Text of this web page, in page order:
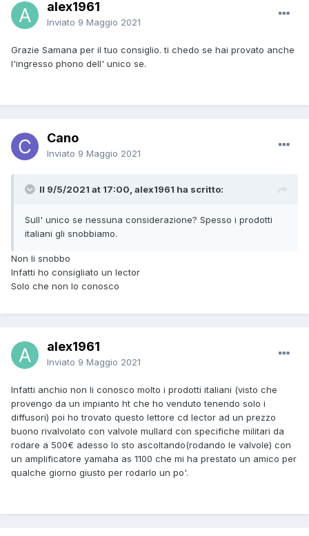
alex1961
Inviato 9 Maggio 2021
Grazie Samana per il tuo consiglio. ti chedo se hai provato anche
l'ingresso phono dell' unico se.
Cano
Inviato 9 Maggio 2021
Il 9/5/2021 at 17:00, alex1961 ha scritto:
Sull' unico se nessuna considerazione? Spesso i prodotti
italiani gli snobbiamo.
Non li snobbo
Infatti ho consigliato un lector
Solo che non lo conosco
alex1961
Inviato 9 Maggio 2021
Infatti anchio non li conosco molto i prodotti italiani (visto che
provengo da un impianto ht che ho venduto tenendo solo i
diffusori) poi ho trovato questo lettore cd lector ad un prezzo
buono rivalvolato con valvole mullard con specifiche militari da
rodare a 500€ adesso lo sto ascoltando(rodando le valvole) con
un amplificatore yamaha as 1100 che mi ha prestato un amico per
qualche giorno giusto per rodarlo un po'.